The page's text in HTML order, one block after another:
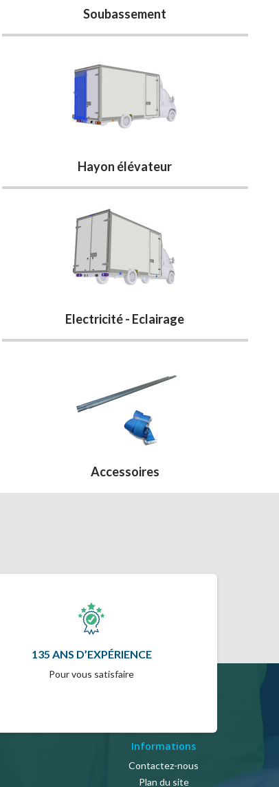
Soubassement
Hayon élévateur
Electricité - Eclairage
Accessoires
135 ANS D’EXPÉRIENCE
Pour vous satisfaire
Informations
Contactez-nous
Plan du site